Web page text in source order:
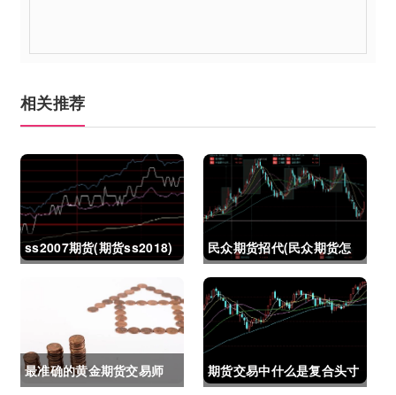
相关推荐
ss2007期货(期货ss2018)
民众期货招代(民众期货怎
么了)
最准确的黄金期货交易师
期货交易中什么是复合头寸